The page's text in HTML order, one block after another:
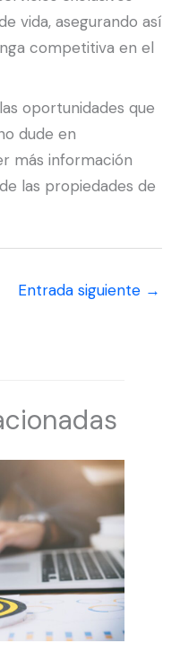
vida, asegurando así
competitiva en el
oportunidades que
dude en
más información
las propiedades de
Entrada siguiente →